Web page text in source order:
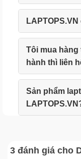
Tôi mua hàng
hành thì liên
Sản phẩm
3 đánh giá cho